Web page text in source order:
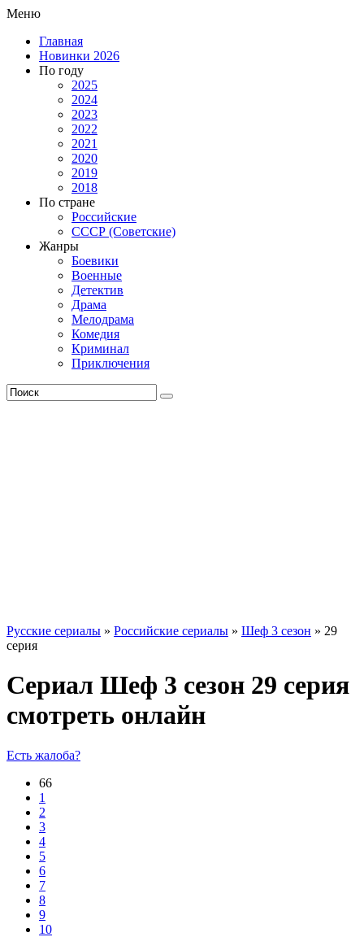
Меню
Главная
Новинки 2026
По году
2025
2024
2023
2022
2021
2020
2019
2018
По стране
Российские
СССР (Советские)
Жанры
Боевики
Военные
Детектив
Драма
Мелодрама
Комедия
Криминал
Приключения
Русские сериалы » Российские сериалы » Шеф 3 сезон » 29
серия
Сериал Шеф 3 сезон 29 серия
смотреть онлайн
Есть жалоба?
66
1
2
3
4
5
6
7
8
9
10